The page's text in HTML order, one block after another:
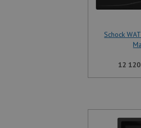
Schock
12 120